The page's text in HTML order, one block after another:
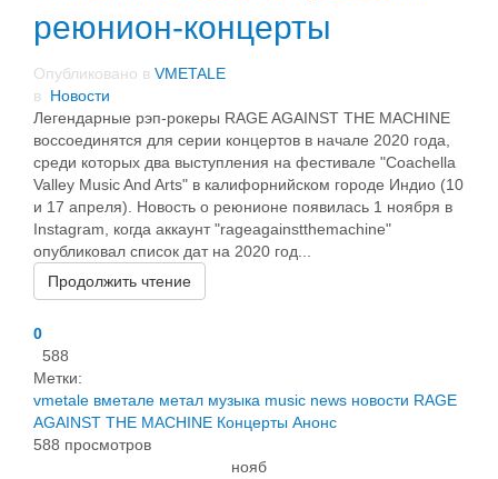
реюнион-концерты
Опубликовано в VMETALE
в Новости
Легендарные рэп-рокеры RAGE AGAINST THE MACHINE
воссоединятся для серии концертов в начале 2020 года,
среди которых два выступления на фестивале "Coachella
Valley Music And Arts" в калифорнийском городе Индио (10
и 17 апреля). Новость о реюнионе появилась 1 ноября в
Instagram, когда аккаунт "rageagainstthemachine"
опубликовал список дат на 2020 год...
Продолжить чтение
0
588
Метки:
vmetale вметале метал музыка music news новости RAGE
AGAINST THE MACHINE Концерты Анонс
588 просмотров
нояб